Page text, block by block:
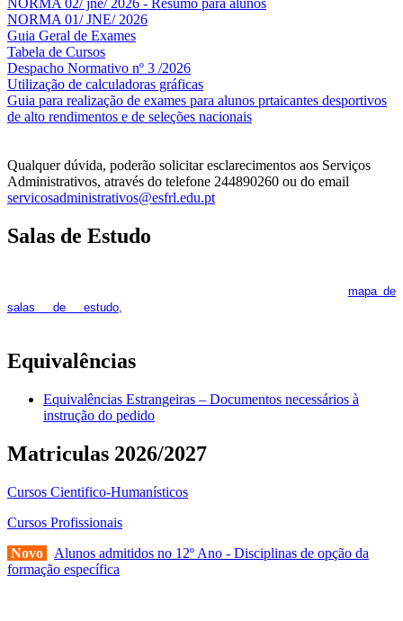
NORMA 02/ jne/ 2026 - Resumo para alunos
NORMA 01/ JNE/ 2026
Guia Geral de Exames
Tabela de Cursos
Despacho Normativo nº 3 /2026
Utilização de calculadoras gráficas
Guia para realização de exames para alunos prtaicantes desportivos
de alto rendimentos e de seleções nacionais
Qualquer dúvida, poderão solicitar esclarecimentos aos Serviços
Administrativos, através do telefone 244890260 ou do email
servicosadministrativos@esfrl.edu.pt
Salas de Estudo
mapa de
salas de estudo,
Equivalências
Equivalências Estrangeiras – Documentos necessários à
instrução do pedido
Matriculas 2026/2027
Cursos Cientifico-Humanísticos
Cursos Profissionais
Novo
Alunos admitidos no 12º Ano - Disciplinas de opção da
formação específica